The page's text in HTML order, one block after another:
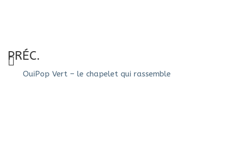
PRÉC.
OuiPop Vert – le chapelet qui rassemble